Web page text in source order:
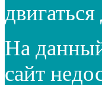
На
сайт